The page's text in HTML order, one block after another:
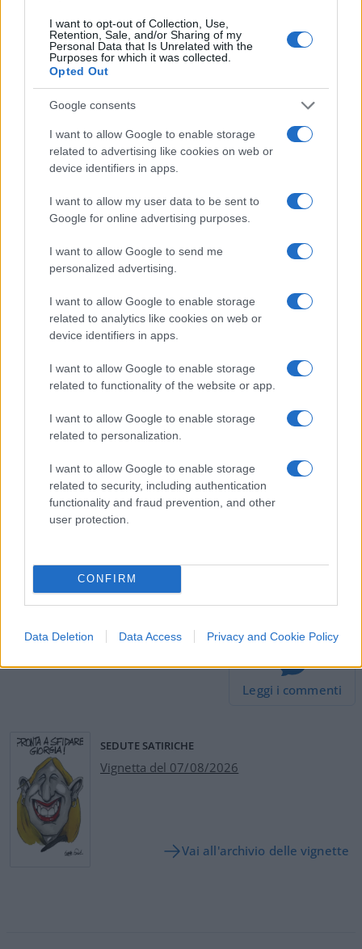
I want to opt-out of Collection, Use,
Retention, Sale, and/or Sharing of my
Personal Data that Is Unrelated with the
Purposes for which it was collected.
Opted Out
Google consents
I want to allow Google to enable storage
related to advertising like cookies on web or
device identifiers in apps.
I want to allow my user data to be sent to
Google for online advertising purposes.
I want to allow Google to send me
personalized advertising.
I want to allow Google to enable storage
related to analytics like cookies on web or
device identifiers in apps.
I want to allow Google to enable storage
related to functionality of the website or app.
I want to allow Google to enable storage
related to personalization.
I want to allow Google to enable storage
related to security, including authentication
functionality and fraud prevention, and other
user protection.
CONFIRM
Data Deletion Data Access Privacy and Cookie Policy
contagi”.
Per Cacciari, insomma, bisognerebbe smetterla
la solfa della verità unica
“: “Le persone
devono essere informate e vanno riportati tutti i
dati scientifici, anche sulla possibile correlazione
tra vaccini e mortalità. Questa storia che il siero
va bene a tutti è una cosa che non è scientifica:
un’altra persona. Non lo dico io che è una follia
vaccinare i bambini, ma l’Oms. Cito: ‘La
vaccinazione per adolescenti senza precedenti
malattie non è al momento raccomandata, o solo
dopo consultazione medica’”.
Basterà il meritorio tentativo di Cacciari di portare
un altro punto di vista sulla pandemia nel
dibattito pubblico? Forse no. Ed ha ragione da
vendere quando afferma che ormai in Italia “
pensiero critico viene mandato in pensione
Succede da tempo: chi non s’allinea, rischia la
damnatio memoriae
dunque”.
Leggi i commenti
SEDUTE SATIRICHE
Vignetta del 07/08/2026
Vai all'archivio delle vignette